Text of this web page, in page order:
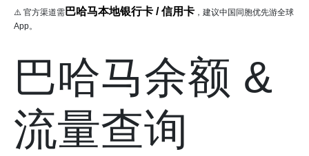
⚠️ 官方渠道需 巴哈马本地银行卡 / 信用卡 ，建议中国同胞优先游全球
App。
巴哈马余额 &
流量查询